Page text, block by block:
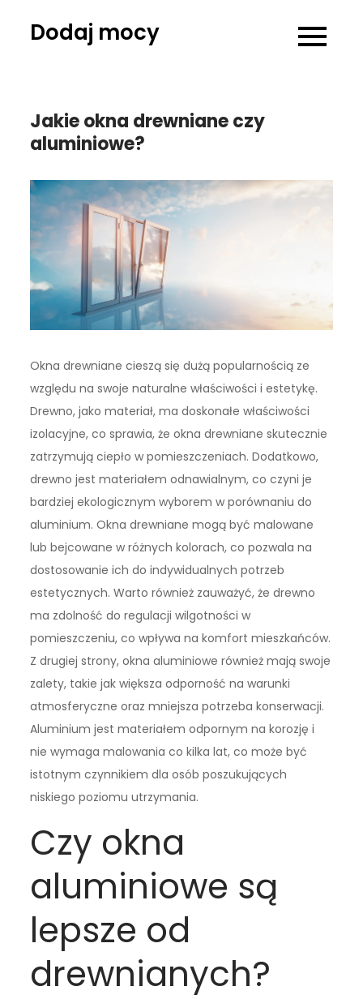
Dodaj mocy
Jakie okna drewniane czy
aluminiowe?
Okna drewniane cieszą się dużą popularnością ze
względu na swoje naturalne właściwości i estetykę.
Drewno, jako materiał, ma doskonałe właściwości
izolacyjne, co sprawia, że okna drewniane skutecznie
zatrzymują ciepło w pomieszczeniach. Dodatkowo,
drewno jest materiałem odnawialnym, co czyni je
bardziej ekologicznym wyborem w porównaniu do
aluminium. Okna drewniane mogą być malowane
lub bejcowane w różnych kolorach, co pozwala na
dostosowanie ich do indywidualnych potrzeb
estetycznych. Warto również zauważyć, że drewno
ma zdolność do regulacji wilgotności w
pomieszczeniu, co wpływa na komfort mieszkańców.
Z drugiej strony, okna aluminiowe również mają swoje
zalety, takie jak większa odporność na warunki
atmosferyczne oraz mniejsza potrzeba konserwacji.
Aluminium jest materiałem odpornym na korozję i
nie wymaga malowania co kilka lat, co może być
istotnym czynnikiem dla osób poszukujących
niskiego poziomu utrzymania.
Czy okna
aluminiowe są
lepsze od
drewnianych?